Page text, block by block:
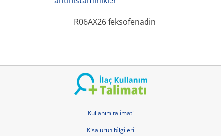
R06AX26 feksofenadin
Kullanım tali̇mati
Kisa ürün bi̇lgi̇leri̇